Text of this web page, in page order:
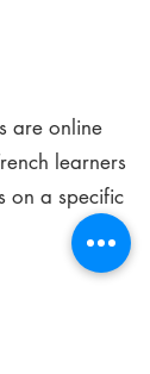
are online
learners
on a specific
is to